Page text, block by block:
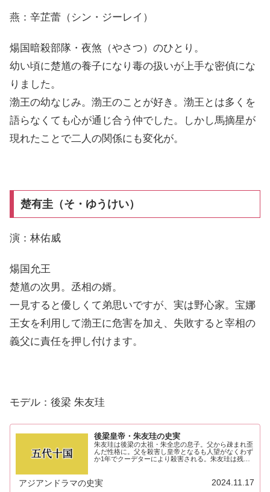
燕：辛芷蕾（シン・ジーレイ）
煬国暗殺部隊・夜煞（やさつ）のひとり。
幼い頃に楚馗の養子になり毒の扱いが上手な密偵にな
りました。
渤王の幼なじみ。渤王のことが好き。渤王とは多くを
語らなくても心が通じ合う仲でした。しかし馬摘星が
現れたことで二人の関係にも変化が。
楚有圭（そ・ゆうけい）
演：林佑威
煬国允王
楚馗の次男。丞相の婿。
一見すると優しくて弟思いですが、実は野心家。宝娜
王女を利用して渤王に危害を加え、失敗すると宰相の
義父に責任を押し付けます。
モデル：後梁 朱友珪
後梁皇帝・朱友珪の史実
朱友珪は後梁の太祖・朱全忠の息子。父から疎まれ歪
んだ性格に。父を殺害し皇帝となるも人望がなくわず
か1年でクーデターにより殺害される。朱友珪は残虐
アジアンドラマの史実 2024.11.17